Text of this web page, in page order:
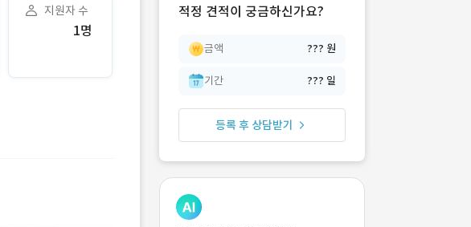
지원자 수
1명
적정 견적이 궁금하신가요?
금액 ??? 원
기간 ??? 일
등록 후 상담받기